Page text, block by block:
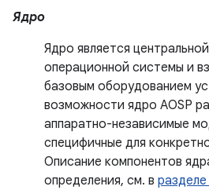
Ядро
Ядро является
операционной системы и
базовым оборудованием
возможности ядро ​​AOSP
аппаратно-независимые
специфичные для
Описание компонентов
определения, см. в